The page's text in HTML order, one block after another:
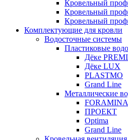
Кровельный
Кровельный
Кровельный
Комплектующие для кровли
Водосточные системы
Пластиковые
Дёке
Дёке LUX
PLASTMO
Grand Line
Металлические
ПРОЕКТ
Optima
Grand Line